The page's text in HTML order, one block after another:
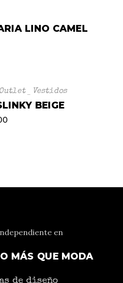
LINO CAMEL
Outlet Vestidos
BEIGE
MÁS QUE MODA
de diseño